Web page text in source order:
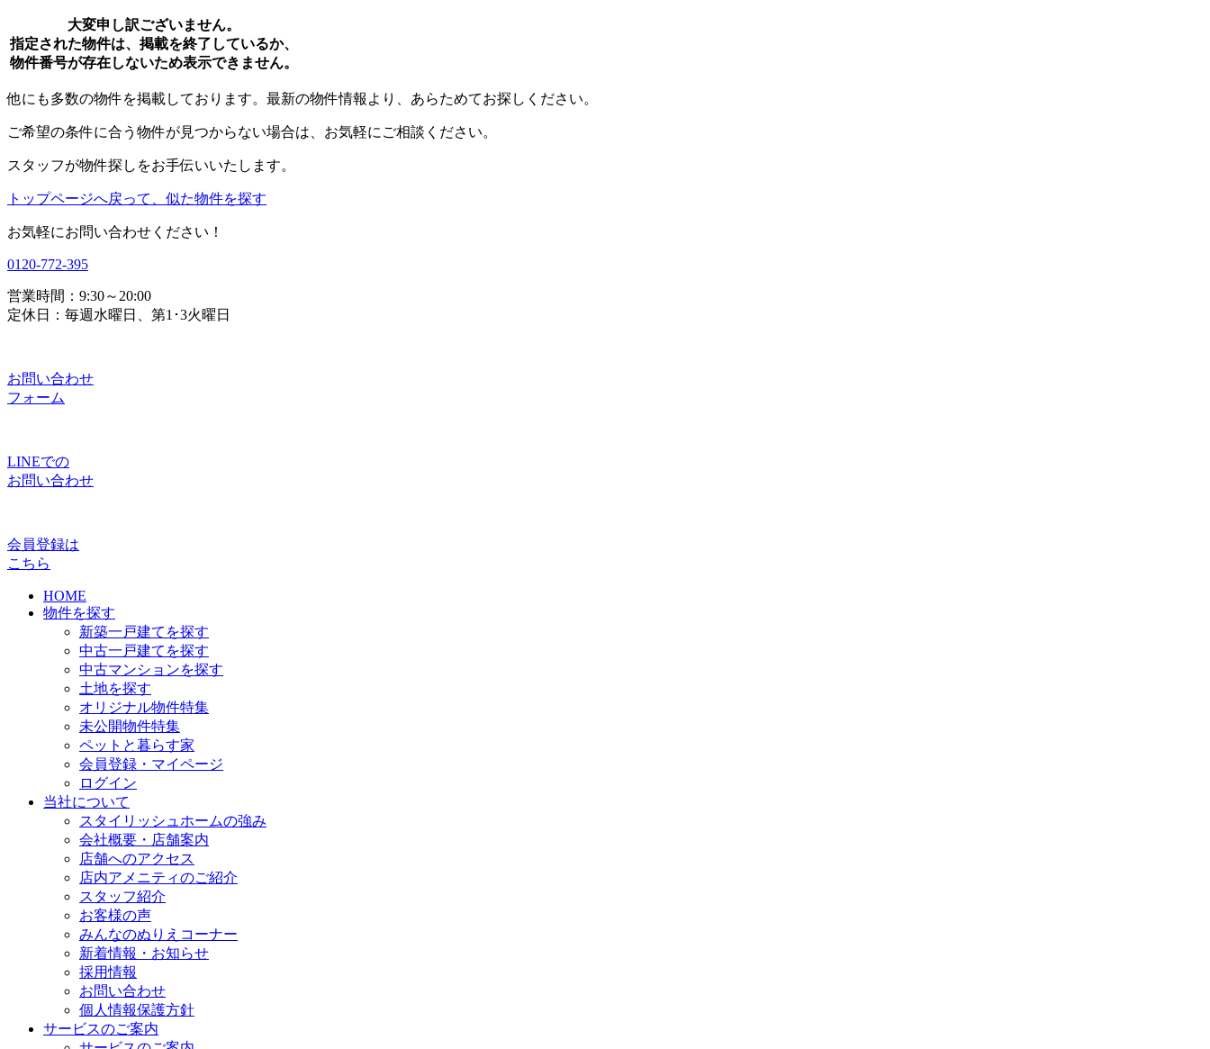
大変申し訳ございません。
指定された物件は、掲載を終了しているか、
物件番号が存在しないため表示できません。
他にも多数の物件を掲載しております。最新の物件情報より、あらためてお探しください。
ご希望の条件に合う物件が見つからない場合は、お気軽にご相談ください。
スタッフが物件探しをお手伝いいたします。
トップページへ戻って、似た物件を探す
お気軽にお問い合わせください！
0120-772-395
営業時間：9:30～20:00
定休日：毎週水曜日、第1･3火曜日
お問い合わせ
フォーム
LINEでの
お問い合わせ
会員登録は
こちら
HOME
物件を探す
新築一戸建てを探す
中古一戸建てを探す
中古マンションを探す
土地を探す
オリジナル物件特集
未公開物件特集
ペットと暮らす家
会員登録・マイページ
ログイン
当社について
スタイリッシュホームの強み
会社概要・店舗案内
店舗へのアクセス
店内アメニティのご紹介
スタッフ紹介
お客様の声
みんなのぬりえコーナー
新着情報・お知らせ
採用情報
お問い合わせ
個人情報保護方針
サービスのご案内